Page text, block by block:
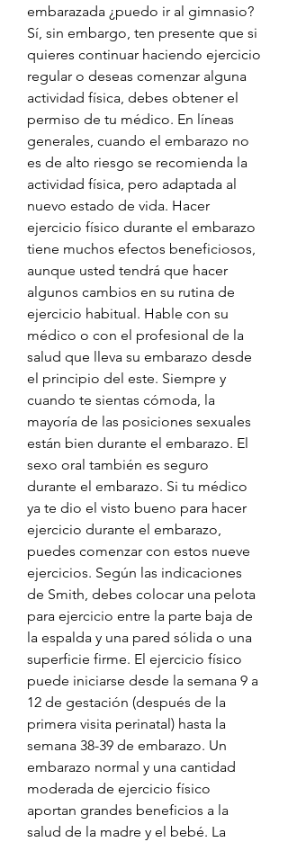
embarazada ¿puedo ir al gimnasio?
Sí, sin embargo, ten presente que si
quieres continuar haciendo ejercicio
regular o deseas comenzar alguna
actividad física, debes obtener el
permiso de tu médico. En líneas
generales, cuando el embarazo no
es de alto riesgo se recomienda la
actividad física, pero adaptada al
nuevo estado de vida. Hacer
ejercicio físico durante el embarazo
tiene muchos efectos beneficiosos,
aunque usted tendrá que hacer
algunos cambios en su rutina de
ejercicio habitual. Hable con su
médico o con el profesional de la
salud que lleva su embarazo desde
el principio del este. Siempre y
cuando te sientas cómoda, la
mayoría de las posiciones sexuales
están bien durante el embarazo. El
sexo oral también es seguro
durante el embarazo. Si tu médico
ya te dio el visto bueno para hacer
ejercicio durante el embarazo,
puedes comenzar con estos nueve
ejercicios. Según las indicaciones
de Smith, debes colocar una pelota
para ejercicio entre la parte baja de
la espalda y una pared sólida o una
superficie firme. El ejercicio físico
puede iniciarse desde la semana 9 a
12 de gestación (después de la
primera visita perinatal) hasta la
semana 38-39 de embarazo. Un
embarazo normal y una cantidad
moderada de ejercicio físico
aportan grandes beneficios a la
salud de la madre y el bebé. La